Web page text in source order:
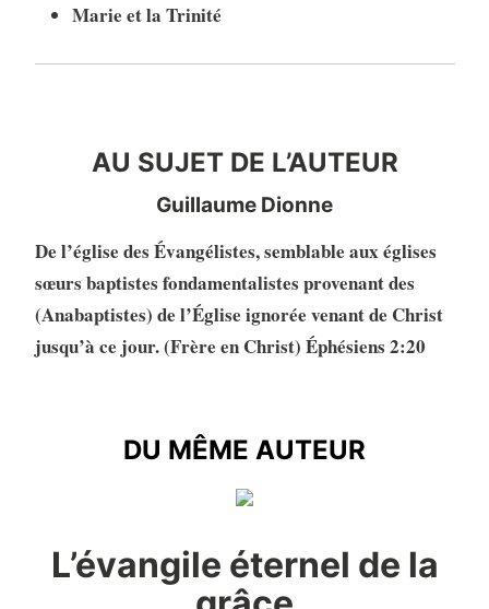
Marie et la Trinité
AU SUJET DE L’AUTEUR
Guillaume Dionne
De l’église des Évangélistes, semblable aux églises
sœurs baptistes fondamentalistes provenant des
(Anabaptistes) de l’Église ignorée venant de Christ
jusqu’à ce jour. (Frère en Christ) Éphésiens 2:20
DU MÊME AUTEUR
L’évangile éternel de la